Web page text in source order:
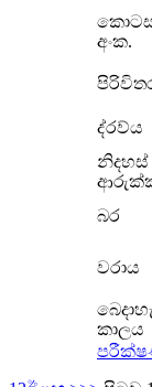
අංක.
ද්රව්ය
නිදහස්
බර
වරාය
කාලය